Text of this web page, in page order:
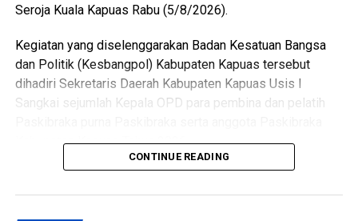
“Mereka akan bergabung dengan Pramuka Penggalang se-
Indonesia menurut informasi juga hadir Pramuka se-Asia
Tenggara. Ini merupakan hal positif bagi perkembangan
anak-anak terutama duta Pramuka Kabupaten Kapuas,”
ujarnya. (Ujg/SB)
Seroja Kuala Kapuas Rabu (5/8/2026).
Kegiatan yang diselenggarakan Badan Kesatuan Bangsa
dan Politik (Kesbangpol) Kabupaten Kapuas tersebut
dihadiri Sekretaris Daerah Kabupaten Kapuas Usis I
Sangkai sejumlah Kepala OPD para pembina dan pelatih
Kabupaten Kapuas Tahun 2026.
Kabupaten Kapuas berkomitmen mewujudkan
CONTINUE READING